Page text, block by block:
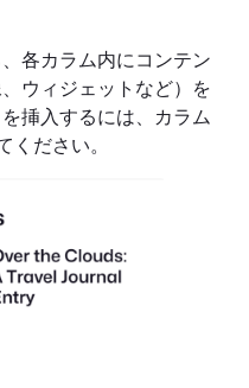
各カラム内にコンテン
ウィジェットなど）を
挿入するには、カラム
ださい。